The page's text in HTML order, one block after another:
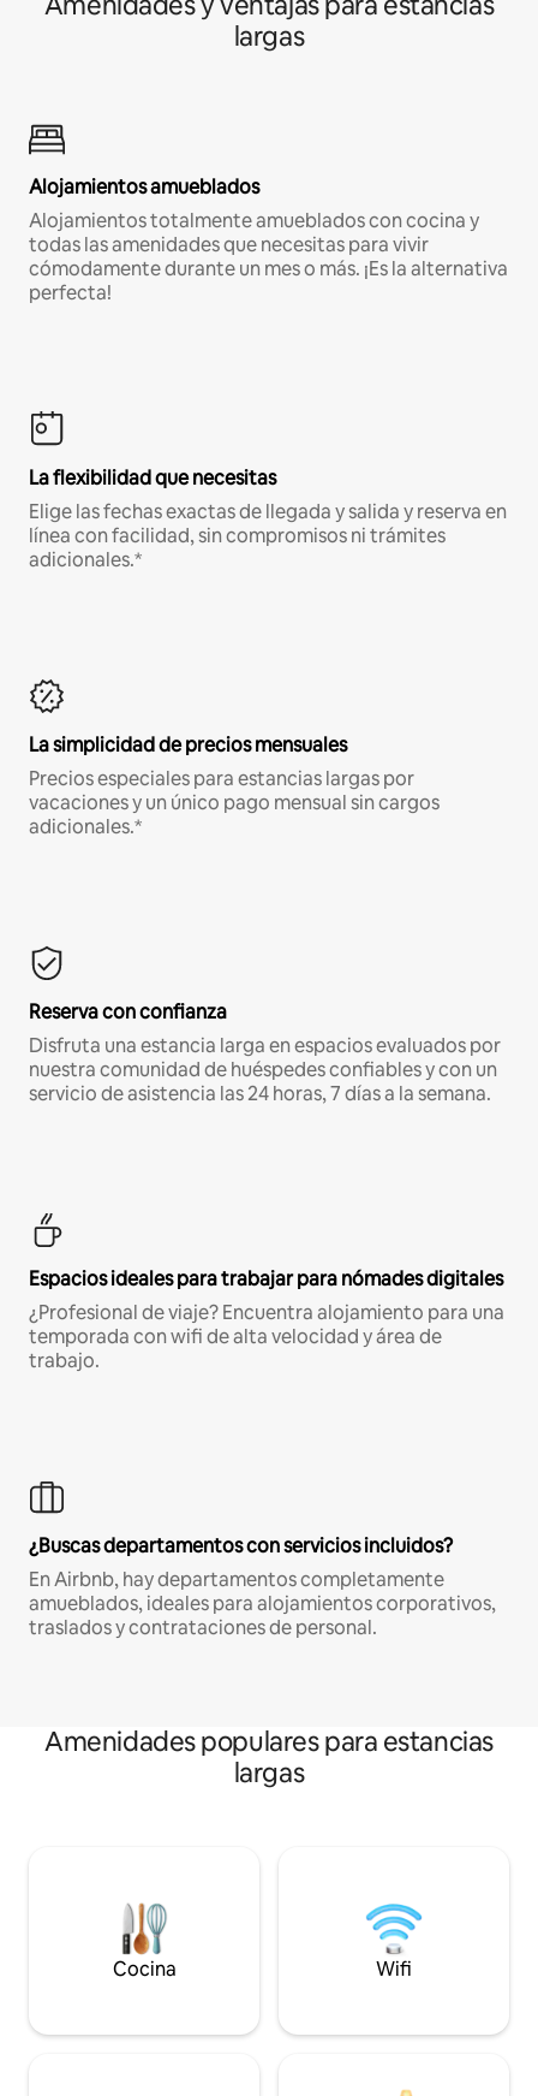
largas
Alojamientos amueblados
Alojamientos totalmente amueblados con cocina y
todas las amenidades que necesitas para vivir
cómodamente durante un mes o más. ¡Es la alternativa
perfecta!
La flexibilidad que necesitas
Elige las fechas exactas de llegada y salida y reserva en
línea con facilidad, sin compromisos ni trámites
adicionales.*
La simplicidad de precios mensuales
Precios especiales para estancias largas por
vacaciones y un único pago mensual sin cargos
adicionales.*
Reserva con confianza
Disfruta una estancia larga en espacios evaluados por
nuestra comunidad de huéspedes confiables y con un
servicio de asistencia las 24 horas, 7 días a la semana.
Espacios ideales para trabajar para nómades digitales
¿Profesional de viaje? Encuentra alojamiento para una
temporada con wifi de alta velocidad y área de
trabajo.
¿Buscas departamentos con servicios incluidos?
En Airbnb, hay departamentos completamente
amueblados, ideales para alojamientos corporativos,
traslados y contrataciones de personal.
Amenidades populares para estancias
largas
Cocina Wifi